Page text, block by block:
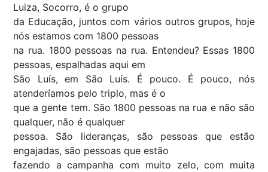
Luiza, Socorro, é o grupo
da Educação, juntos com vários outros grupos, hoje
nós estamos com 1800 pessoas
na rua. 1800 pessoas na rua. Entendeu? Essas 1800
pessoas, espalhadas aqui em
São Luís, em São Luís. É pouco. É pouco, nós
atenderíamos pelo triplo, mas é o
que a gente tem. São 1800 pessoas na rua e não são
qualquer, não é qualquer
pessoa. São lideranças, são pessoas que estão
engajadas, são pessoas que estão
fazendo a campanha com muito zelo, com muita